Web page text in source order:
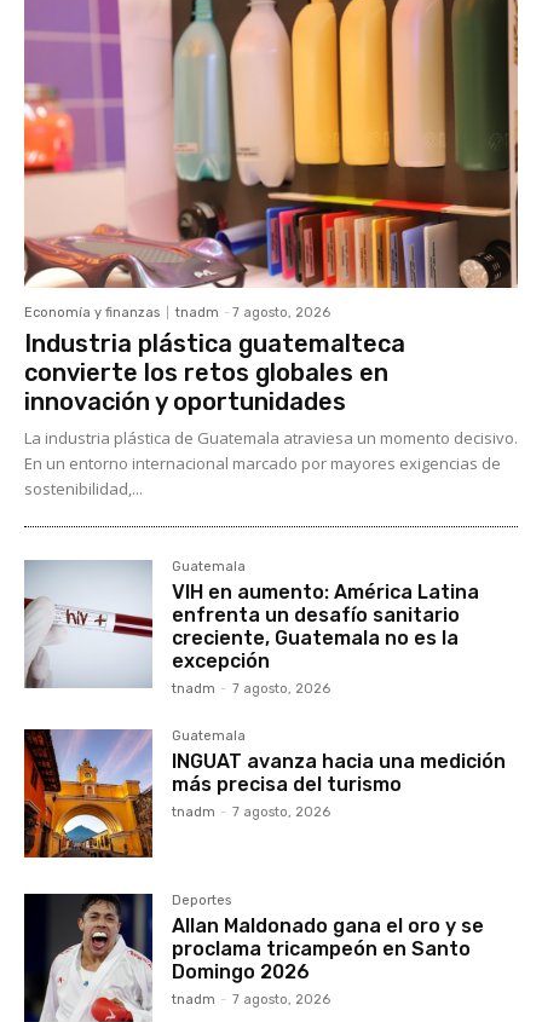
Economía y finanzas tnadm - 7 agosto, 2026
Industria plástica guatemalteca
convierte los retos globales en
innovación y oportunidades
La industria plástica de Guatemala atraviesa un momento decisivo.
En un entorno internacional marcado por mayores exigencias de
sostenibilidad,...
Guatemala
VIH en aumento: América Latina
enfrenta un desafío sanitario
creciente, Guatemala no es la
excepción
tnadm - 7 agosto, 2026
Guatemala
INGUAT avanza hacia una medición
más precisa del turismo
tnadm - 7 agosto, 2026
Deportes
Allan Maldonado gana el oro y se
proclama tricampeón en Santo
Domingo 2026
tnadm - 7 agosto, 2026